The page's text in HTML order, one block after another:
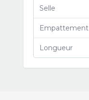
Selle
Empattement
Longueur